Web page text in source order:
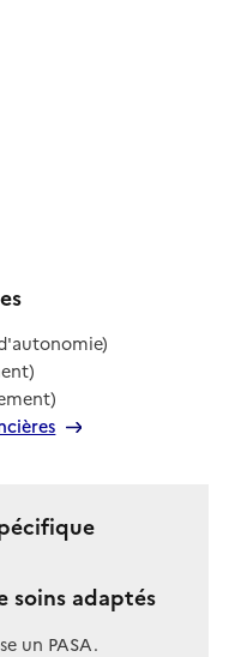
soins adaptés
un PASA.